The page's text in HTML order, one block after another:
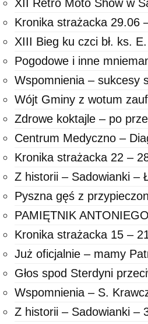
XII Retro Moto Show w
Kronika strażacka 29.06
XIII Bieg ku czci bł. ks.
Pogodowe i inne
Wspomnienia – sukcesy
Wójt Gminy z wotum
Zdrowe koktajle – po
Centrum Medyczno –
Kronika strażacka 22 –
Z historii – Sadowianki –
Pyszna gęś z
PAMIĘTNIK
Kronika strażacka 15 –
Już oficjalnie – mamy
Głos spod Sterdyni
Wspomnienia – S.
Z historii – Sadowianki –